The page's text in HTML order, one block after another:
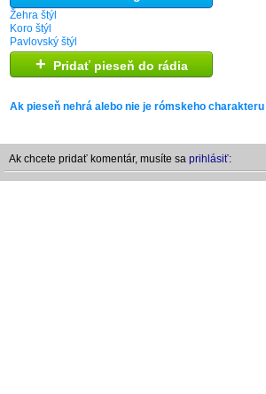
Žehra štýl
Koro štýl
Pavlovský štýl
+ Pridať pieseň do rádia
Ak pieseň nehrá alebo nie je rómskeho charakteru
Ak chcete pridať komentár, musíte sa prihlásiť: